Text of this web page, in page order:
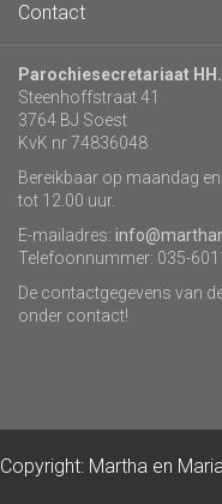
Contact
Parochiesecretariaat
Steenhoffstraat 41
3764 BJ Soest
KvK nr 74836048
Bereikbaar op maandag
tot 12.00 uur.
E-mailadres:
Telefoonnummer: 035-
De contactgegevens van
onder contact!
Copyright: Martha en